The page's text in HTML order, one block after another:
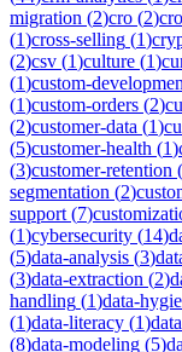
migration (2)cro (2)
(1)cross-selling (1)
(2)csv (1)culture (1)
(1)custom-
(1)custom-orders (2)
(2)customer-data (1)
(5)customer-health (1)
(3)customer-retention (
segmentation (2)
support (7)
(1)cybersecurity (14)
(5)data-analysis (3)
(3)data-extraction (2)
handling (1)data-
(1)data-literacy (1)
(8)data-modeling (5)